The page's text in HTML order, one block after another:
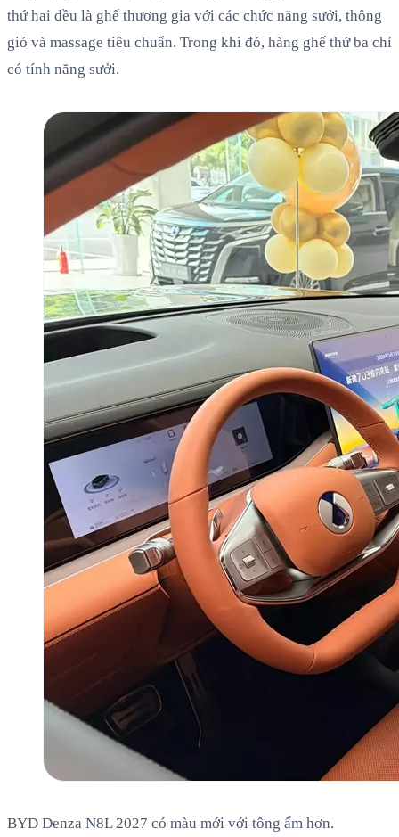
thứ hai đều là ghế thương gia với các chức năng sưởi, thông
gió và massage tiêu chuẩn. Trong khi đó, hàng ghế thứ ba chỉ
có tính năng sưởi.
BYD Denza N8L 2027 có màu mới với tông ấm hơn.